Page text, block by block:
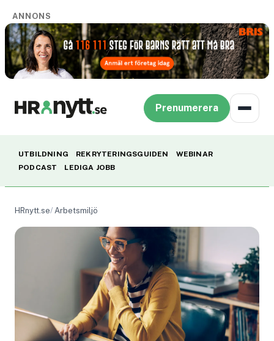
ANNONS
Prenumerera
UTBILDNING REKRYTERINGSGUIDEN
WEBINAR
PODCAST
LEDIGA JOBB
HRnytt.se Arbetsmiljö